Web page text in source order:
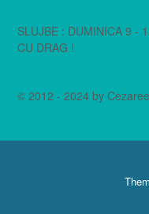
SLUJBE : DUMINICA 9 -
CU DRAG !
© 2012 - 2024 by